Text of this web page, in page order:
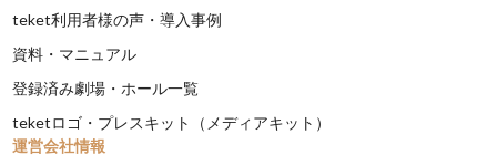
teket利用者様の声・導入事例
資料・マニュアル
登録済み劇場・ホール一覧
teketロゴ・プレスキット（メディアキット）
運営会社情報